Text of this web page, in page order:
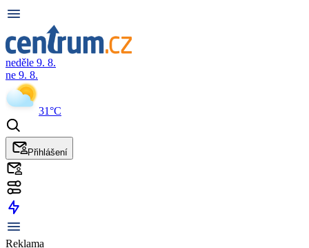
neděle 9. 8.
ne 9. 8.
31°C
Přihlášení
Reklama